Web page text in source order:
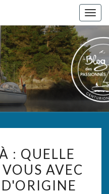
32
Le Blog
Des
:
: QUELLE
AVEC